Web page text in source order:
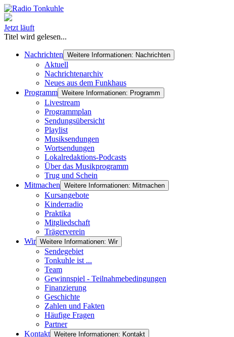
Jetzt läuft
Titel wird gelesen...
Nachrichten Weitere Informationen: Nachrichten
Aktuell
Nachrichtenarchiv
Neues aus dem Funkhaus
Programm Weitere Informationen: Programm
Livestream
Programmplan
Sendungsübersicht
Playlist
Musiksendungen
Wortsendungen
Lokalredaktions-Podcasts
Über das Musikprogramm
Trug und Schein
Mitmachen Weitere Informationen: Mitmachen
Kursangebote
Kinderradio
Praktika
Mitgliedschaft
Trägerverein
Wir Weitere Informationen: Wir
Sendegebiet
Tonkuhle ist ...
Team
Gewinnspiel - Teilnahmebedingungen
Finanzierung
Geschichte
Zahlen und Fakten
Häufige Fragen
Partner
Kontakt Weitere Informationen: Kontakt